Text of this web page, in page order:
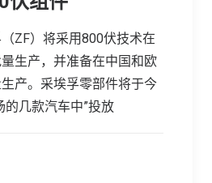
ZF）将采用800伏技术在
生产，并准备在中国和欧
产。采埃孚零部件将于今
的几款汽车中”投放